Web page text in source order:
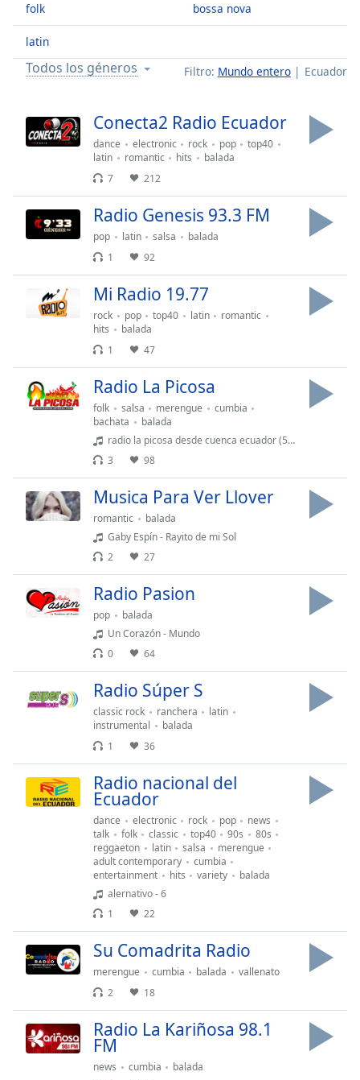
Duration
Loaded:
0.00%
Stream
TypeLIVE
currently
behind
LIVE
Chapters
descriptions
off,
subtitles
settings
opens
dialog
subtitles
off,
Track
Picture-
This
window.
Escape
close
window.
folk
latin
bossa nova
Filtro: Mundo entero Ecuador
Todos los géneros
Conecta2 Radio Ecuador
dance electronic rock pop
top40
latin
romantic hits
balada
7
212
Radio Genesis 93.3 FM
pop latin salsa
balada
1
92
Mi Radio 19.77
rock pop top40 latin
romantic
hits
balada
1
47
Radio La Picosa
folk salsa merengue
cumbia
bachata
balada
radio la picosa desde cuenca ecuador (50)
3
98
Musica Para Ver Llover
romantic
balada
Gaby Espín - Rayito de mi Sol
2
27
Radio Pasion
pop
balada
Un Corazón - Mundo
0
64
Radio Súper S
classic rock ranchera
latin
instrumental
balada
1
36
Radio nacional del
Ecuador
dance electronic rock pop
news
talk
folk classic top40 90s
80s
reggaeton
latin salsa
merengue
adult contemporary
cumbia
entertainment
hits variety
balada
alernativo - 6
1
22
Su Comadrita Radio
merengue cumbia balada
vallenato
2
18
Radio La Kariñosa 98.1
FM
news cumbia
balada